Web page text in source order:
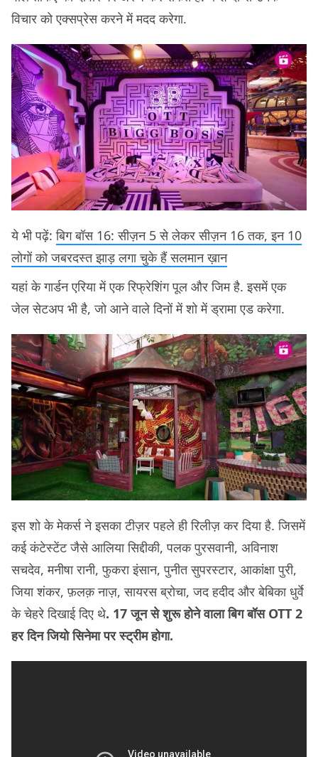
विचार को एक्सप्रेस करने में मदद करेगा.
ये भी पढ़ें:बिग बॉस 16: सीज़न 5 से लेकर सीज़न 16 तक, इन 10
लोगों को जबरदस्त झाड़ लगा चुके हैं सलमान ख़ान
यहां के गार्डन एरिया में एक रिफ्रेशिंग पूल और जिम है. इसमें एक
जेल सेटअप भी है, जो आने वाले दिनों में शो में ड्रामा एड करेगा.
इस शो के मेकर्स ने इसका टीज़र पहले ही रिलीज़ कर दिया है. जिसमें
कई कंटेस्टेंट जैसे आलिया सिद्दीकी, पलक पुरसवानी, अविनाश
सचदेव, मनीषा रानी, फुकरा इंसान, पुनीत सुपरस्टार, आकांक्षा पुरी,
जिया शंकर, फ़लक़ नाज़, सायरस ब्रोचा, जद हदीद और बेबिका धुर्वे
के चेहरे दिखाई दिए थे. 17 जून से शुरू होने वाला बिग बॉस OTT 2
हर दिन जियो सिनेमा पर स्ट्रीम होगा.